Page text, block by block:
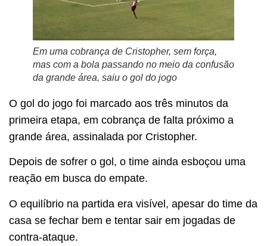
Em uma cobrança de Cristopher, sem força,
mas com a bola passando no meio da confusão
da grande área, saiu o gol do jogo
O gol do jogo foi marcado aos três minutos da
primeira etapa, em cobrança de falta próximo a
grande área, assinalada por Cristopher.
Depois de sofrer o gol, o time ainda esboçou uma
reação em busca do empate.
O equilíbrio na partida era visível, apesar do time da
casa se fechar bem e tentar sair em jogadas de
contra-ataque.